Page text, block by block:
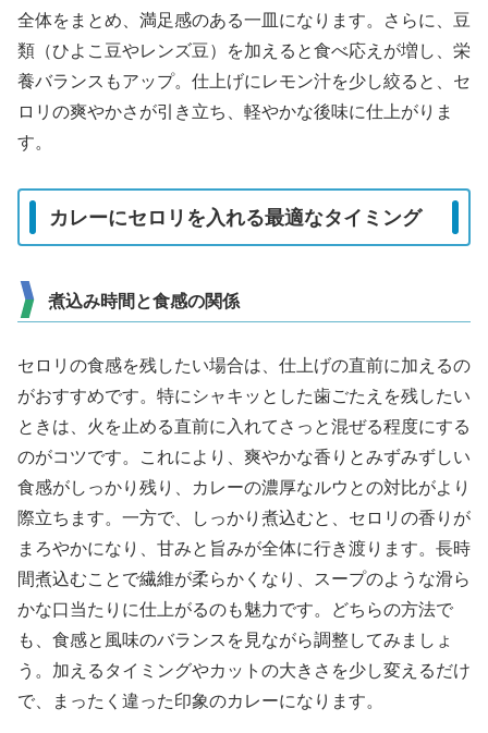
全体をまとめ、満足感のある一皿になります。さらに、豆
類（ひよこ豆やレンズ豆）を加えると食べ応えが増し、栄
養バランスもアップ。仕上げにレモン汁を少し絞ると、セ
ロリの爽やかさが引き立ち、軽やかな後味に仕上がりま
す。
カレーにセロリを入れる最適なタイミング
煮込み時間と食感の関係
セロリの食感を残したい場合は、仕上げの直前に加えるの
がおすすめです。特にシャキッとした歯ごたえを残したい
ときは、火を止める直前に入れてさっと混ぜる程度にする
のがコツです。これにより、爽やかな香りとみずみずしい
食感がしっかり残り、カレーの濃厚なルウとの対比がより
際立ちます。一方で、しっかり煮込むと、セロリの香りが
まろやかになり、甘みと旨みが全体に行き渡ります。長時
間煮込むことで繊維が柔らかくなり、スープのような滑ら
かな口当たりに仕上がるのも魅力です。どちらの方法で
も、食感と風味のバランスを見ながら調整してみましょ
う。加えるタイミングやカットの大きさを少し変えるだけ
で、まったく違った印象のカレーになります。